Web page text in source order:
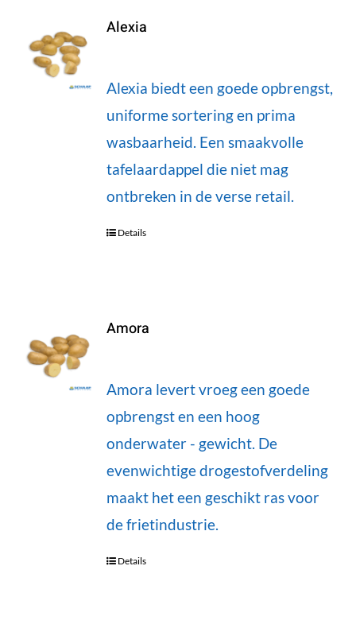
Alexia
Alexia biedt een goede opbrengst,
uniforme sortering en prima
wasbaarheid. Een smaakvolle
tafelaardappel die niet mag
ontbreken in de verse retail.
Details
Amora
Amora levert vroeg een goede
opbrengst en een hoog
onderwater - gewicht. De
evenwichtige drogestofverdeling
maakt het een geschikt ras voor
de frietindustrie.
Details